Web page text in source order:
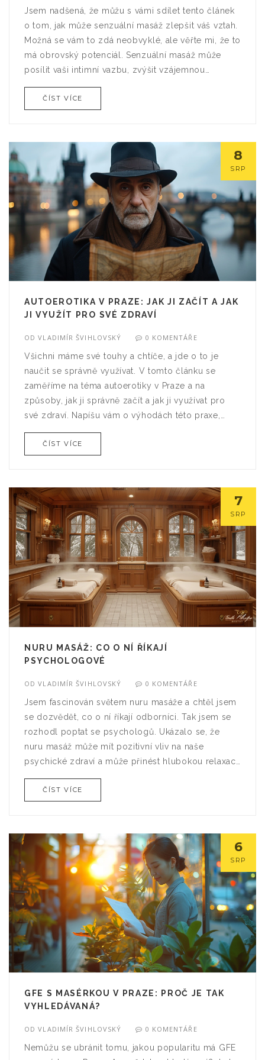
Jsem nadšená, že můžu s vámi sdílet tento článek
o tom, jak může senzuální masáž zlepšit váš vztah.
Možná se vám to zdá neobvyklé, ale věřte mi, že to
má obrovský potenciál. Senzuální masáž může
posílit vaši intimní vazbu, zvýšit vzájemnou
komunikaci a přinést do vašeho vztahu úplně
novou rovinu prožitků. Přidejte se ke mně na této
ČÍST VÍCE
8
SRP
AUTOEROTIKA V PRAZE: JAK JI ZAČÍT A JAK
JI VYUŽÍT PRO SVÉ ZDRAVÍ
ODVLADIMÍR ŠVIHLOVSKÝ 0 KOMENTÁŘE
Všichni máme své touhy a chtíče, a jde o to je
naučit se správně využívat. V tomto článku se
zaměříme na téma autoerotiky v Praze a na
způsoby, jak ji správně začít a jak ji využívat pro
své zdraví. Napíšu vám o výhodách této praxe,
která nám přináší radost, relaxaci a dokonce i
léčebné účinky. Podělím se s vámi o své
získat maximum užitku z naší sexuality, přičemž si
zachováme zdraví a pohodu.
ČÍST VÍCE
7
SRP
NURU MASÁŽ: CO O NÍ ŘÍKAJÍ
PSYCHOLOGOVÉ
ODVLADIMÍR ŠVIHLOVSKÝ 0 KOMENTÁŘE
Jsem fascinován světem nuru masáže a chtěl jsem
se dozvědět, co o ní říkají odborníci. Tak jsem se
rozhodl poptat se psychologů. Ukázalo se, že
nuru masáž může mít pozitivní vliv na naše
psychické zdraví a může přinést hlubokou relaxaci
objevech v tomto článku.
ČÍST VÍCE
6
SRP
GFE S MASÉRKOU V PRAZE: PROČ JE TAK
VYHLEDÁVANÁ?
ODVLADIMÍR ŠVIHLOVSKÝ 0 KOMENTÁŘE
Nemůžu se ubránit tomu, jakou popularitu má GFE